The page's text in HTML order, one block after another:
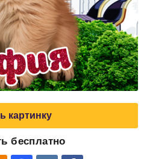
картинку
бесплатно